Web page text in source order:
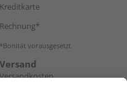
Kreditkarte
Rechnung*
*Bonität vorausgesetzt
Versand
Versandkosten